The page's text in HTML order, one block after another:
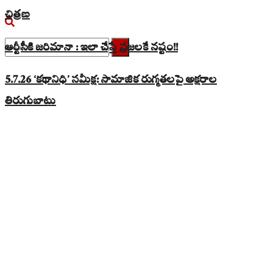
No Result
View All Result
చిత్రణ
ఆర్టీసీకి జరిమానా : ఇలా చేస్తే ప్రజలకే నష్టం!!
5.7.26 ‘కథానిధి’ సమీక్ష: సామాజిక రుగ్మతలపై అక్షరాల
తిరుగుబాటు